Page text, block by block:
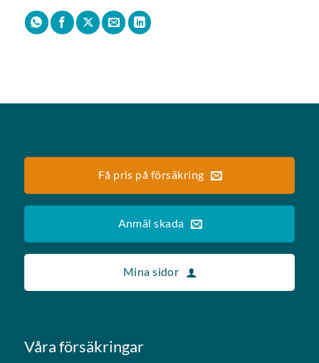
Våra försäkringar
Få pris på försäkring
Anmäl skada
Mina sidor